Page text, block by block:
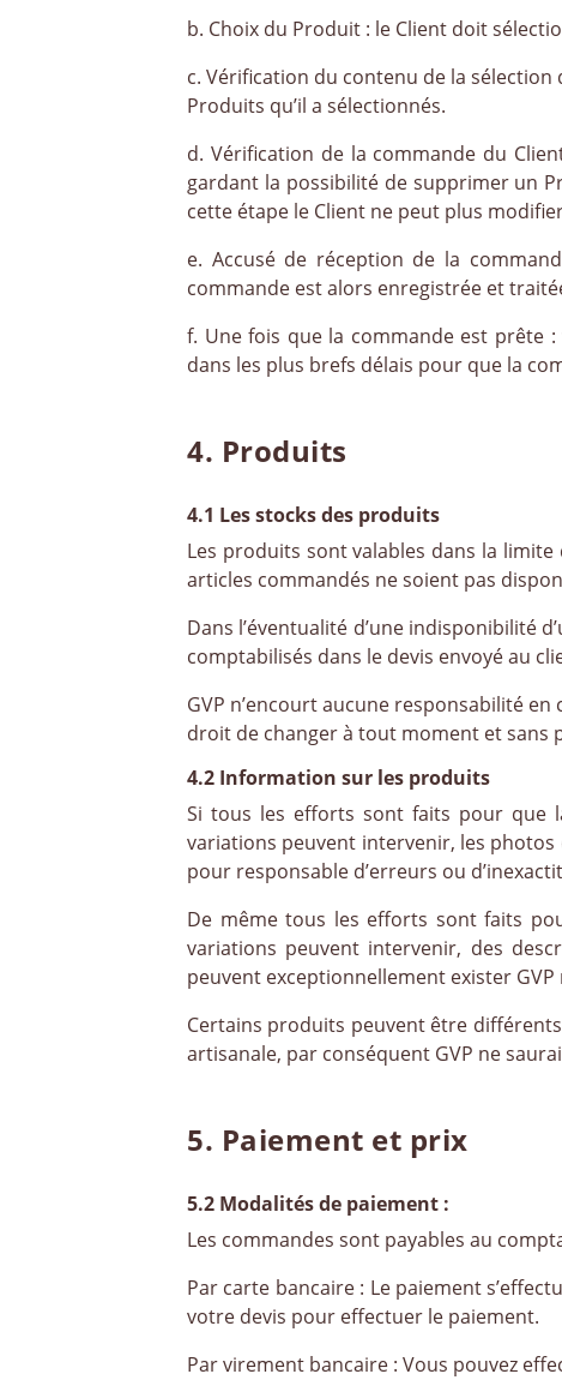
b. Choix du Produit : le Client doit
c. Vérification du contenu de la
Produits qu’il a sélectionnés.
d. Vérification de la commande du
gardant la possibilité de supprimer un
cette étape le Client ne peut plus
e. Accusé de réception de la
commande est alors enregistrée et
f. Une fois que la commande est prête
dans les plus brefs délais pour que la
4. Produits
4.1 Les stocks des produits
Les produits sont valables dans la
articles commandés ne soient pas
Dans l’éventualité d’une indisponibilité
comptabilisés dans le devis envoyé au
GVP n’encourt aucune responsabilité
droit de changer à tout moment et sans
4.2 Information sur les produits
Si tous les efforts sont faits pour que
variations peuvent intervenir, les
pour responsable d’erreurs ou
De même tous les efforts sont faits
variations peuvent intervenir, des
peuvent exceptionnellement exister
Certains produits peuvent être
artisanale, par conséquent GVP ne
5. Paiement et prix
5.2 Modalités de paiement :
Les commandes sont payables au
Par carte bancaire : Le paiement
votre devis pour effectuer le paiement.
Par virement bancaire : Vous pouvez